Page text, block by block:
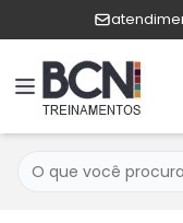
Menu
Pesquisar